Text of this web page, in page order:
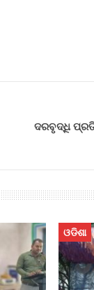
ଦରବୃଦ୍ଧି
ଓଡିଶା